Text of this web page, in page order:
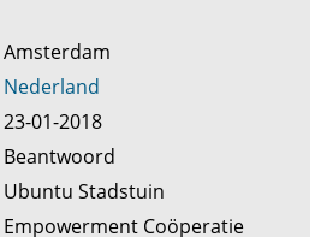
Amsterdam
Nederland
23-01-2018
Beantwoord
Ubuntu Stadstuin
Empowerment Coöperatie